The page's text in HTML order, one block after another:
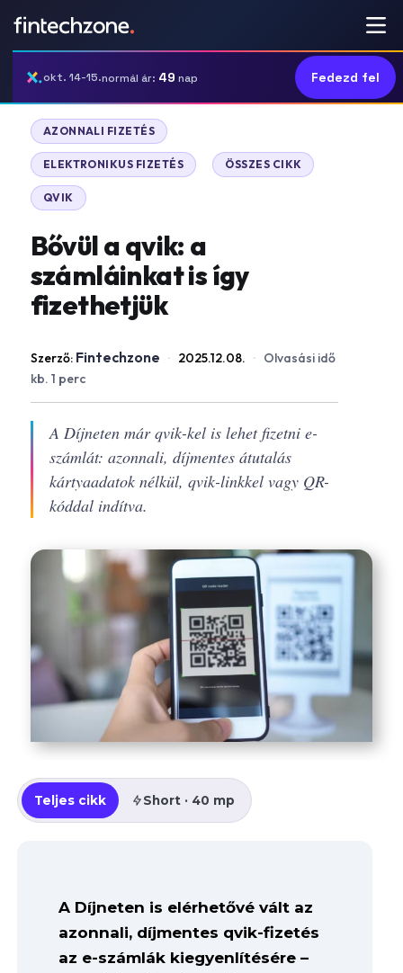
okt. 14-15.normál ár: 49 nap Fedezd fel
AZONNALI FIZETÉS
ELEKTRONIKUS FIZETÉS | ÖSSZES CIKK
QVIK
Bővül a qvik: a
számláinkat is így
fizethetjük
Szerző: Fintechzone · 2025.12.08. · Olvasási idő
kb. 1 perc
A Díjneten már qvik-kel is lehet fizetni e-
számlát: azonnali, díjmentes átutalás
kártyaadatok nélkül, qvik-linkkel vagy QR-
kóddal indítva.
Teljes cikk Short · 40 mp
A Díjneten is elérhetővé vált az
azonnali, díjmentes qvik-fizetés
az e-számlák kiegyenlítésére –